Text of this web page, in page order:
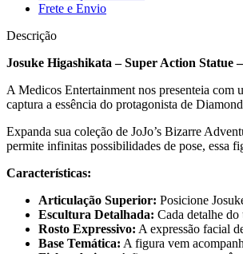
Frete e Envio
Descrição
Josuke Higashikata – Super Action Statue
A Medicos Entertainment nos presenteia com
captura a essência do protagonista de
Expanda sua coleção de JoJo’s Bizarre
permite infinitas possibilidades de pose, essa
Características:
Articulação Superior: Posicione
Escultura Detalhada: Cada detalhe
Rosto Expressivo: A expressão facial
Base Temática: A figura vem